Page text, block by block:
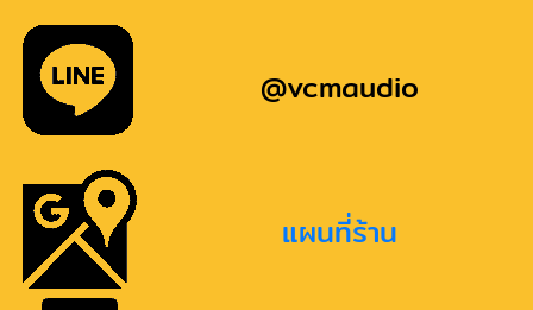
@vcmaudio
แผนที่ร้าน